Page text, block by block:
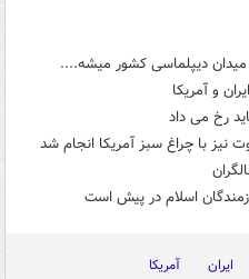
میدان دیپلماسی کشور میشه....
و آمریکا
رخ می داد
نیز با چراغ سبز آمریکا انجام شد
اسلام در پیش است
ایران آمریکا